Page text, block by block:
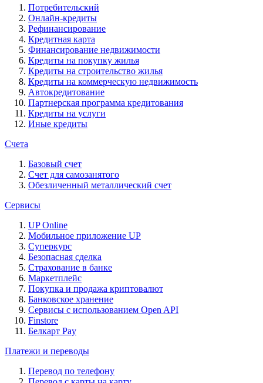
Потребительский
Онлайн-кредиты
Рефинансирование
Кредитная карта
Финансирование недвижимости
Кредиты на покупку жилья
Кредиты на строительство жилья
Кредиты на коммерческую недвижимость
Автокредитование
Партнерская программа кредитования
Кредиты на услуги
Иные кредиты
Счета
Базовый счет
Счет для самозанятого
Обезличенный металлический счет
Сервисы
UP Online
Мобильное приложение UP
Суперкурс
Безопасная сделка
Страхование в банке
Маркетплейс
Покупка и продажа криптовалют
Банковское хранение
Сервисы с использованием Open API
Finstore
Белкарт Pay
Платежи и переводы
Перевод по телефону